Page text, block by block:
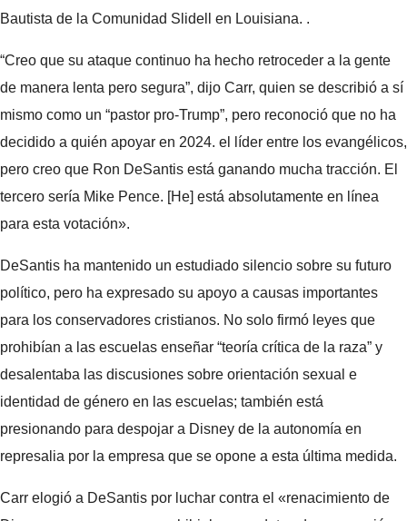
Bautista de la Comunidad Slidell en Louisiana. .
“Creo que su ataque continuo ha hecho retroceder a la gente
de manera lenta pero segura”, dijo Carr, quien se describió a sí
mismo como un “pastor pro-Trump”, pero reconoció que no ha
decidido a quién apoyar en 2024. el líder entre los evangélicos,
pero creo que Ron DeSantis está ganando mucha tracción. El
tercero sería Mike Pence. [He] está absolutamente en línea
para esta votación».
DeSantis ha mantenido un estudiado silencio sobre su futuro
político, pero ha expresado su apoyo a causas importantes
para los conservadores cristianos. No solo firmó leyes que
prohibían a las escuelas enseñar “teoría crítica de la raza” y
desalentaba las discusiones sobre orientación sexual e
identidad de género en las escuelas; también está
presionando para despojar a Disney de la autonomía en
represalia por la empresa que se opone a esta última medida.
Carr elogió a DeSantis por luchar contra el «renacimiento de